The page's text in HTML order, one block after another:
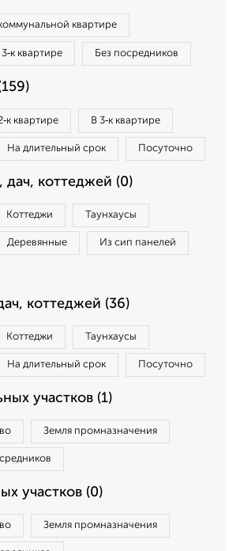
квартире
3‑к квартире Без посредников
квартире В 3‑к квартире
На длительный срок Посуточно
коттеджей (0)
Коттеджи Таунхаусы
Деревянные Из сип панелей
коттеджей (36)
Коттеджи Таунхаусы
На длительный срок Посуточно
участков (1)
Земля промназначения
участков (0)
Земля промназначения